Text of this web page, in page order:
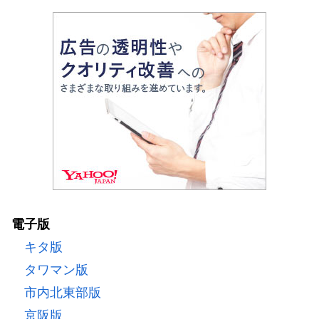
電子版
キタ版
タワマン版
市内北東部版
京阪版